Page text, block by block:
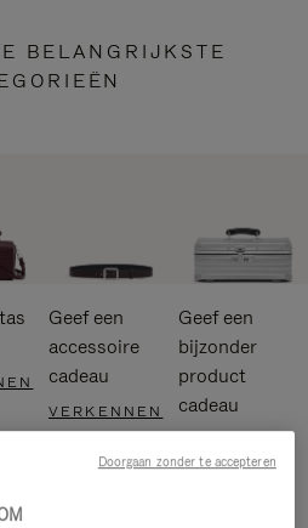
BELANGRIJKSTE
Geef een
accessoire
cadeau
VERKENNEN
Geef een
bijzonder
product
cadeau
Doorgaan zonder te accepteren